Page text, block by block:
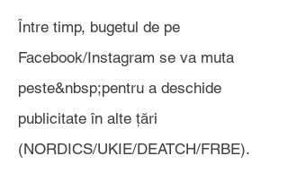
Între timp, bugetul de pe
Facebook/Instagram se va muta
peste&nbsp;pentru a deschide
publicitate în alte țări
(NORDICS/UKIE/DEATCH/FRBE).